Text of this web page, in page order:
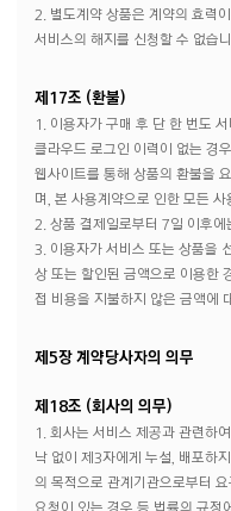
2. 별도계약 상품은 계약의 효력
서비스의 해지를 신청할 수 없습
제17조 (환불)
1. 이용자가 구매 후 단 한 번도
클라우드 로그인 이력이 없는 경
웹사이트를 통해 상품의 환불을
며, 본 사용계약으로 인한 모든
2. 상품 결제일로부터 7일 이후
3. 이용자가 서비스 또는 상품을
상 또는 할인된 금액으로 이용한
접 비용을 지불하지 않은 금액에
제5장 계약당사자의 의무
제18조 (회사의 의무)
1. 회사는 서비스 제공과 관련하
낙 없이 제3자에게 누설, 배포하
의 목적으로 관계기관으로부터